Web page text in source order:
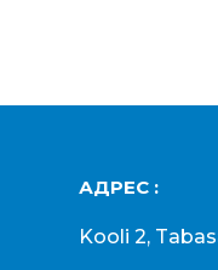
АДРЕС :
Kooli 2,